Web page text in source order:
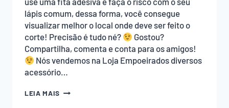
lápis comum, dessa forma, você consegue
visualizar melhor o local onde deve ser feito o
corte! Precisão é tudo né?
Gostou?
Compartilha, comenta e conta para os amigos!
Nós vendemos na Loja Empoeirados diversos
acessório…
LEIA MAIS CORTE